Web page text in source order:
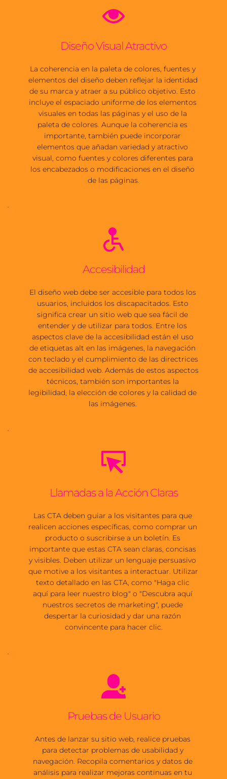
Diseño Visual Atractivo
La coherencia en la paleta de colores, fuentes y
elementos del diseño deben reflejar la identidad
de su marca y atraer a su público objetivo. Esto
incluye el espaciado uniforme de los elementos
visuales en todas las páginas y el uso de la
paleta de colores. Aunque la coherencia es
importante, también puede incorporar
elementos que añadan variedad y atractivo
visual, como fuentes y colores diferentes para
los encabezados o modificaciones en el diseño
de las páginas.
Accesibilidad
El diseño web debe ser accesible para todos los
usuarios, incluidos los discapacitados. Esto
significa crear un sitio web que sea fácil de
entender y de utilizar para todos. Entre los
aspectos clave de la accesibilidad están el uso
de etiquetas alt en las imágenes, la navegación
con teclado y el cumplimiento de las directrices
de accesibilidad web. Además de estos aspectos
técnicos, también son importantes la
legibilidad, la elección de colores y la calidad de
las imágenes.
Llamadas a la Acción Claras
Las CTA deben guiar a los visitantes para que
realicen acciones específicas, como comprar un
producto o suscribirse a un boletín. Es
importante que estas CTA sean claras, concisas
y visibles. Deben utilizar un lenguaje persuasivo
que motive a los visitantes a interactuar. Utilizar
texto detallado en las CTA, como "Haga clic
aquí para leer nuestro blog" o "Descubra aquí
nuestros secretos de marketing", puede
despertar la curiosidad y dar una razón
convincente para hacer clic.
Pruebas de Usuario
Antes de lanzar su sitio web, realice pruebas
para detectar problemas de usabilidad y
navegación. Recopila comentarios y datos de
análisis para realizar mejoras continuas en tu